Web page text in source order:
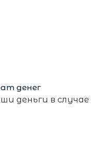
денег
деньги в случае